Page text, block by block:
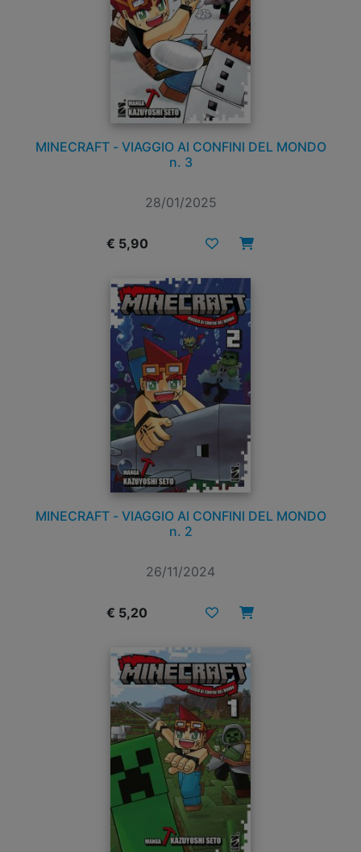
MINECRAFT - VIAGGIO AI CONFINI DEL MONDO
n. 3
28/01/2025
€ 5,90
MINECRAFT - VIAGGIO AI CONFINI DEL MONDO
n. 2
26/11/2024
€ 5,20